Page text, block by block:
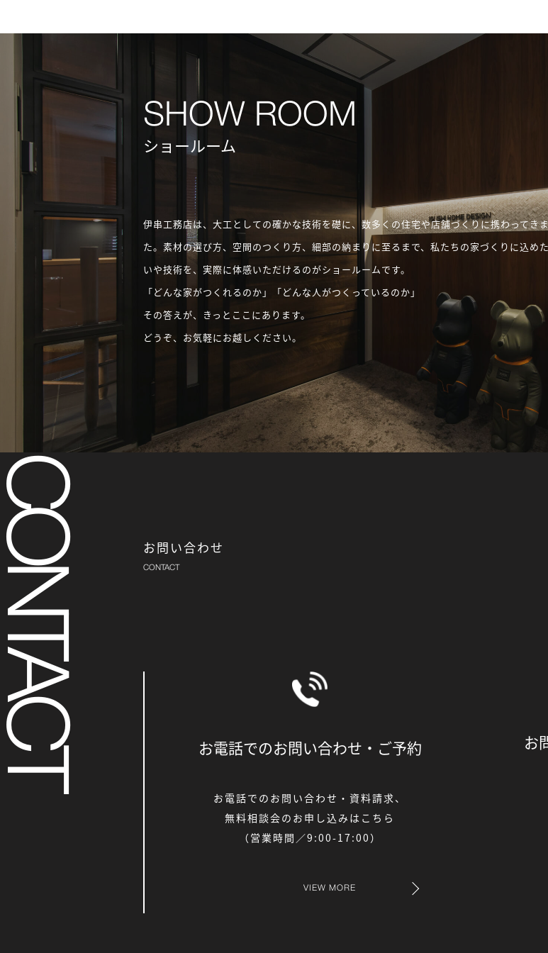
ショールーム
伊串工務店は、大工としての確かな技術を礎に、数多くの住宅や店舗づくりに携わってき
た。素材の選び方、空間のつくり方、細部の納まりに至るまで、私たちの家づくりに込め
いや技術を、実際に体感いただけるのがショールームです。
「どんな家がつくれるのか」「どんな人がつくっているのか」
その答えが、きっとここにあります。
どうぞ、お気軽にお越しください。
お問い合わせ
お電話でのお問い合わせ・ ご予約
お電話でのお問い合わせ・資料請求、
無料相談会のお申し込みはこちら
（営業時間／9:00-17:00）
VIEW MORE
お